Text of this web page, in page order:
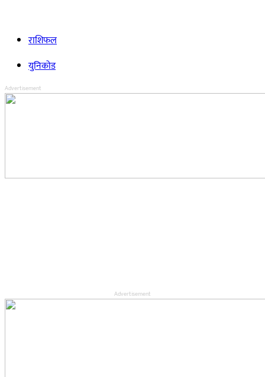
राशिफल
युनिकोड
Advertisement
Advertisement